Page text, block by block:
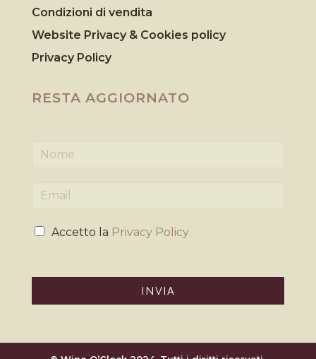
Condizioni di vendita
Website Privacy & Cookies policy
Privacy Policy
RESTA AGGIORNATO
m
iP
Accetto la Privacy Policy
INVIA